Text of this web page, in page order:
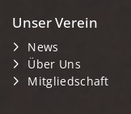
Unser Verein
News
Über Uns
Mitgliedschaft